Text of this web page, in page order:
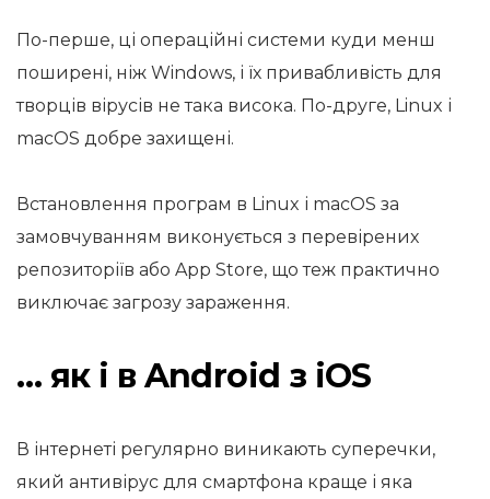
По-перше, ці операційні системи куди менш
поширені, ніж Windows, і їх привабливість для
творців вірусів не така висока. По-друге, Linux і
macOS добре захищені.
Встановлення програм в Linux і macOS за
замовчуванням виконується з перевірених
репозиторіїв або App Store, що теж практично
виключає загрозу зараження.
… як і в Android з iOS
В інтернеті регулярно виникають суперечки,
який антивірус для смартфона краще і яка